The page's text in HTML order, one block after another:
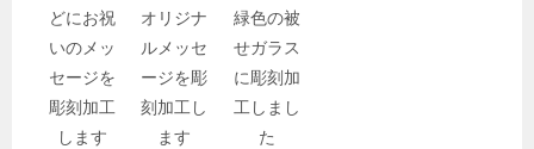
どにお祝
いのメッ
セージを
彫刻加工
します
オリジナ
ルメッセ
ージを彫
刻加工し
ます
緑色の被
せガラス
に彫刻加
工しまし
た